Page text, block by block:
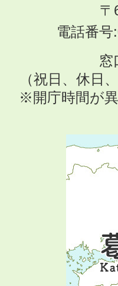
〒
電話番
窓
（祝日、休日
※開庁時間が